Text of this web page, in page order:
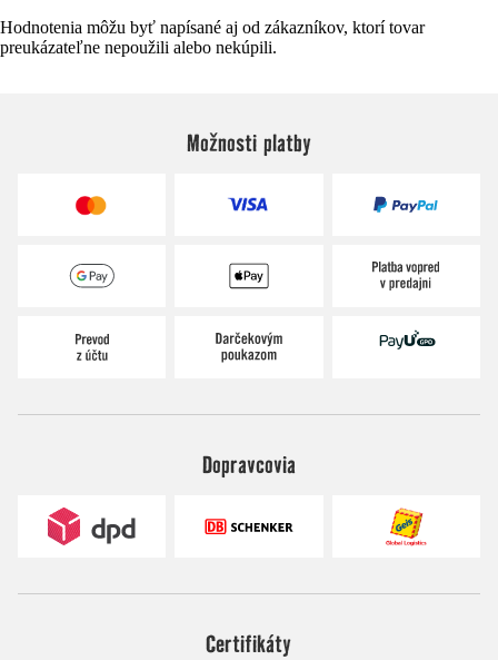
Hodnotenia môžu byť napísané aj od zákazníkov, ktorí tovar
preukázateľne nepoužili alebo nekúpili.
Možnosti platby
Dopravcovia
Certifikáty